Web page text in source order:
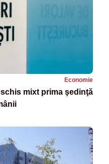
Economie
mixt prima şedinţă